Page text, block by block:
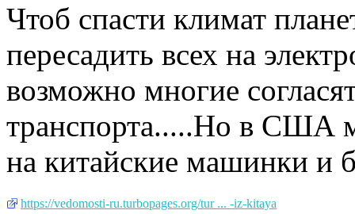
Чтоб спасти климат
пересадить всех на
возможно многие
транспорта.....Но в США
на китайские машинки и
https://vedomosti-ru.turbopages.org/tur ... -iz-kitaya